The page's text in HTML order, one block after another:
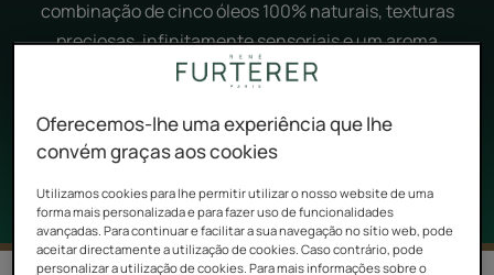
combinação de cinco óleos 100% naturais, texturas
preciosas, infinitamente sensoriais e um aroma
cativante, o ritual Sublimador revela uma experiência
corpo e o cabelo todos os dias.
Oferecemos-lhe uma experiência que lhe
convém graças aos cookies
Utilizamos cookies para lhe permitir utilizar o nosso website de uma
forma mais personalizada e para fazer uso de funcionalidades
avançadas. Para continuar e facilitar a sua navegação no sítio web, pode
aceitar directamente a utilização de cookies. Caso contrário, pode
personalizar a utilização de cookies. Para mais informações sobre o